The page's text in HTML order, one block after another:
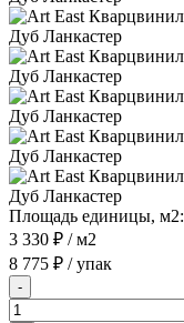
Площадь единицы, м2:
3 330 ₽ / м2
8 775 ₽ / упак
-